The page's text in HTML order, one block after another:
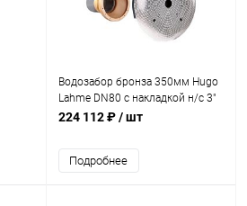
Водозабор бронза 350мм Hugo
Lahme DN80 с накладкой н/с 3"
50м3/ч (морская вода)
224 112 ₽/ шт
Подробнее